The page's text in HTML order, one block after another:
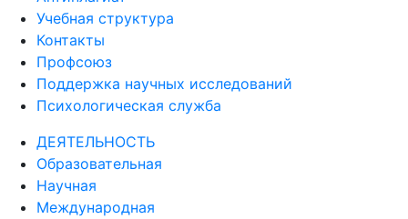
Учебная структура
Контакты
Профсоюз
Поддержка научных исследований
Психологическая служба
ДЕЯТЕЛЬНОСТЬ
Образовательная
Научная
Международная